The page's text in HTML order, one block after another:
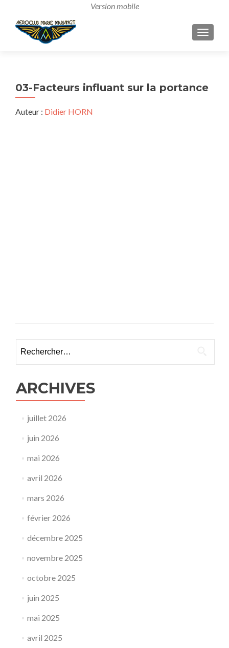
03-Facteurs influant sur la portance
Auteur : Didier HORN
ARCHIVES
juillet 2026
juin 2026
mai 2026
avril 2026
mars 2026
février 2026
décembre 2025
novembre 2025
octobre 2025
juin 2025
mai 2025
avril 2025